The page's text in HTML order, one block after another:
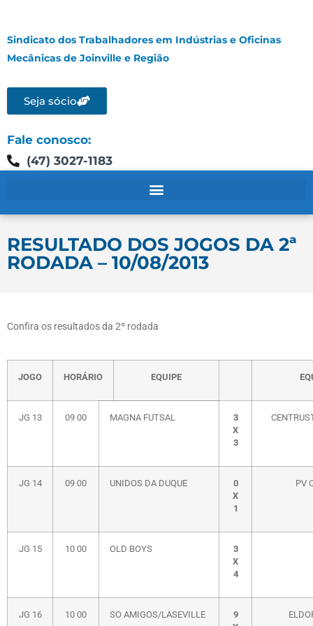
Sindicato dos Trabalhadores em Indústrias e Oficinas
Mecânicas de Joinville e Região
Seja sócio
Fale conosco:
(47) 3027-1183
RESULTADO DOS JOGOS DA 2ª
RODADA – 10/08/2013
Confira os resultados da 2º rodada
JOGO HORÁRIO EQUIPE
JG 13 09 00 MAGNA FUTSAL
3
X
3
JG 14 09 00 UNIDOS DA DUQUE
0
X
1
PV
JG 15 10 00 OLD BOYS
3
X
4
JG 16 10 00 SO AMIGOS/LASEVILLE
9